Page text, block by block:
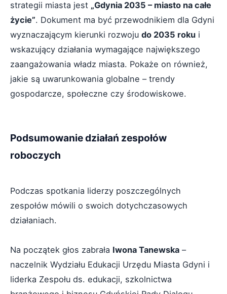
strategii miasta jest „Gdynia 2035 – miasto na całe
życie”. Dokument ma być przewodnikiem dla Gdyni
wyznaczającym kierunki rozwoju do 2035 roku i
wskazujący działania wymagające największego
zaangażowania władz miasta. Pokaże on również,
jakie są uwarunkowania globalne – trendy
gospodarcze, społeczne czy środowiskowe.
Podsumowanie działań zespołów
roboczych
Podczas spotkania liderzy poszczególnych
zespołów mówili o swoich dotychczasowych
działaniach.
Na początek głos zabrała Iwona Tanewska –
naczelnik Wydziału Edukacji Urzędu Miasta Gdyni i
liderka Zespołu ds. edukacji, szkolnictwa